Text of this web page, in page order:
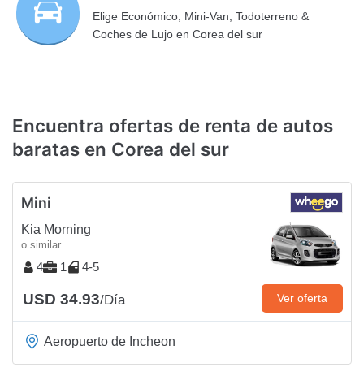
Elige Económico, Mini-Van, Todoterreno &
Coches de Lujo en Corea del sur
Encuentra ofertas de renta de autos
baratas en Corea del sur
Mini
Kia Morning
o similar
4 1 4-5
USD 34.93/Día Ver oferta
Aeropuerto de Incheon